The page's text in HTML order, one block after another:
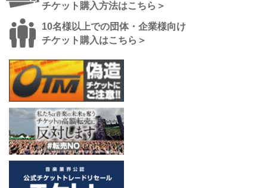
チケット購入方法はこちら＞
10名様以上での団体・企業様向け
チケット購入はこちら＞